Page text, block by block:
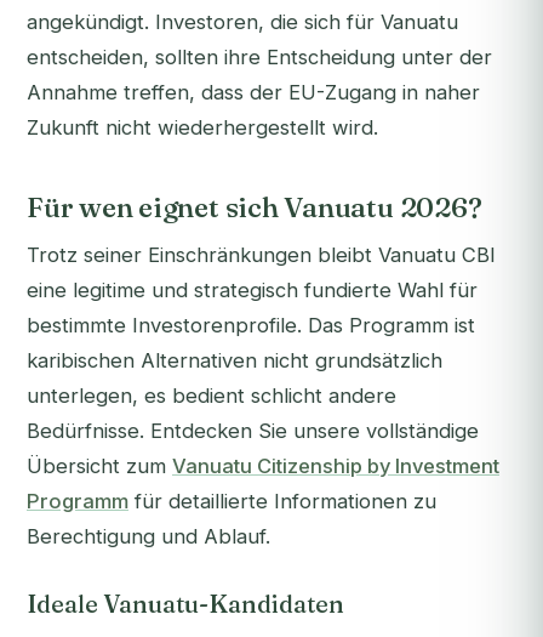
angekündigt. Investoren, die sich für Vanuatu
entscheiden, sollten ihre Entscheidung unter der
Annahme treffen, dass der EU-Zugang in naher
Zukunft nicht wiederhergestellt wird.
Für wen eignet sich Vanuatu 2026?
Trotz seiner Einschränkungen bleibt Vanuatu CBI
eine legitime und strategisch fundierte Wahl für
bestimmte Investorenprofile. Das Programm ist
karibischen Alternativen nicht grundsätzlich
unterlegen, es bedient schlicht andere
Bedürfnisse. Entdecken Sie unsere vollständige
Übersicht zum Vanuatu Citizenship by Investment
Programm für detaillierte Informationen zu
Berechtigung und Ablauf.
Ideale Vanuatu-Kandidaten